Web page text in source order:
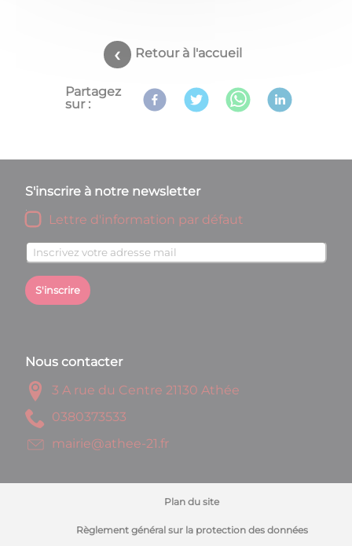
Retour à l'accueil
Partagez
sur :
S'inscrire à notre newsletter
Lettre d'information par défaut
S'inscrire
Nous contacter
3 A rue du Centre 21130 Athée
3353730830
rf.12-eehta@eiriam
Plan du site
Règlement général sur la protection des données